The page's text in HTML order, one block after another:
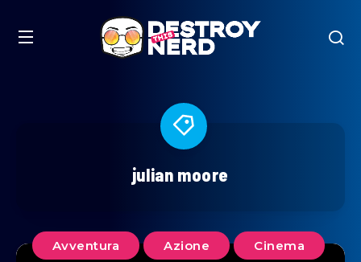
julian moore
Avventura Azione Cinema